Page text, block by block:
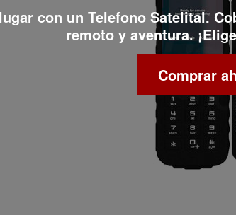
con un Telefono Satelital.
remoto y aventura.
Comprar